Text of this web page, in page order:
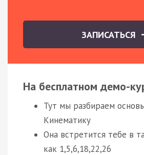
ЗАПИСАТЬСЯ
На бесплатном демо-
Тут мы разбираем
Кинематику
Она встретится тебе в
как 1,5,6,18,22,26